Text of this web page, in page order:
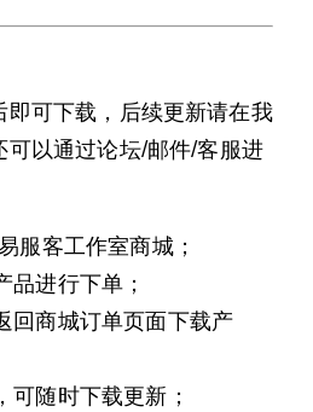
即可下载，后续更新请在我
可以通过论坛/邮件/客服进
服客工作室商城；
品进行下单；
回商城订单页面下载产
可随时下载更新；